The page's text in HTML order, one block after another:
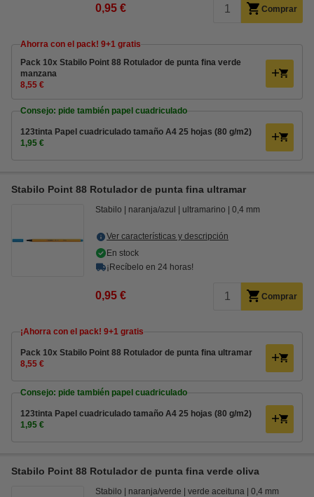
0,95 € Comprar
Ahorra con el pack! 9+1 gratis
Pack 10x Stabilo Point 88 Rotulador de punta fina verde
manzana
8,55 €
Consejo: pide también papel cuadriculado
123tinta Papel cuadriculado tamaño A4 25 hojas (80 g/m2)
1,95 €
Stabilo Point 88 Rotulador de punta fina ultramar
Stabilo naranja/azul ultramarino 0,4 mm
Ver características y descripción
En stock
¡Recíbelo en 24 horas!
0,95 € Comprar
¡Ahorra con el pack! 9+1 gratis
Pack 10x Stabilo Point 88 Rotulador de punta fina ultramar
8,55 €
Consejo: pide también papel cuadriculado
123tinta Papel cuadriculado tamaño A4 25 hojas (80 g/m2)
1,95 €
Stabilo Point 88 Rotulador de punta fina verde oliva
Stabilo naranja/verde verde aceituna 0,4 mm